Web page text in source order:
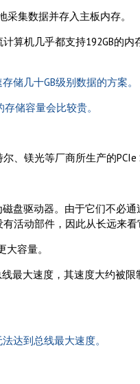
采集数据并存入主板内存。
算机几乎都支持192GB的内
储几十GB级别数据的方案。
储容量会比较贵。
镁光等厂商所生产的PCIe
盘驱动器。由于它们不必通
活动部件，因此从长远来看
容量。
最大速度，其速度大约被限
达到总线最大速度。